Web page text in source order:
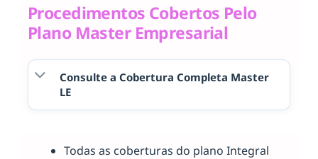
Procedimentos Cobertos Pelo
Plano Master Empresarial
Consulte a Cobertura Completa Master
LE
Todas as coberturas do plano Integral